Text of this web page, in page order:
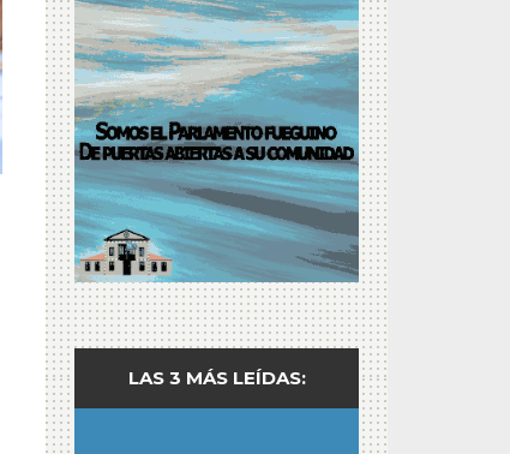
LAS 3 MÁS LEÍDAS: